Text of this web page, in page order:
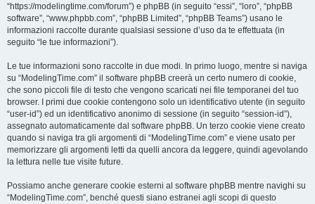
“https://modelingtime.com/forum”) e phpBB (in seguito “essi”, “loro”, “phpBB
software”, “www.phpbb.com”, “phpBB Limited”, “phpBB Teams”) usano le
informazioni raccolte durante qualsiasi sessione d’uso da te effettuata (in
seguito “le tue informazioni”).
Le tue informazioni sono raccolte in due modi. In primo luogo, mentre si naviga
su “ModelingTime.com” il software phpBB creerà un certo numero di cookie,
che sono piccoli file di testo che vengono scaricati nei file temporanei del tuo
browser. I primi due cookie contengono solo un identificativo utente (in seguito
“user-id”) ed un identificativo anonimo di sessione (in seguito “session-id”),
assegnato automaticamente dal software phpBB. Un terzo cookie viene creato
quando si naviga tra gli argomenti di “ModelingTime.com” e viene usato per
memorizzare gli argomenti letti da quelli ancora da leggere, quindi agevolando
la lettura nelle tue visite future.
Possiamo anche generare cookie esterni al software phpBB mentre navighi su
“ModelingTime.com”, benché questi siano estranei agli scopi di questo